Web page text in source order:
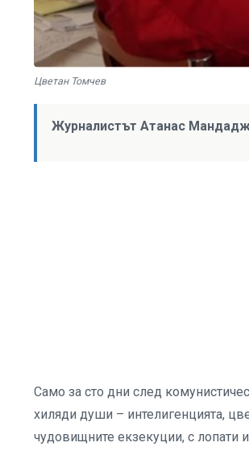
Цветан Томчев
Журналистът Атанас
Само за сто дни след
хиляди души – интелигенцията,
чудовищните екзекуции, с лопати